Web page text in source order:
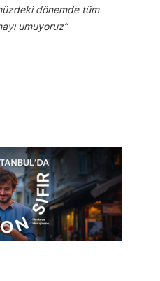
dönemde tüm
umuyoruz”